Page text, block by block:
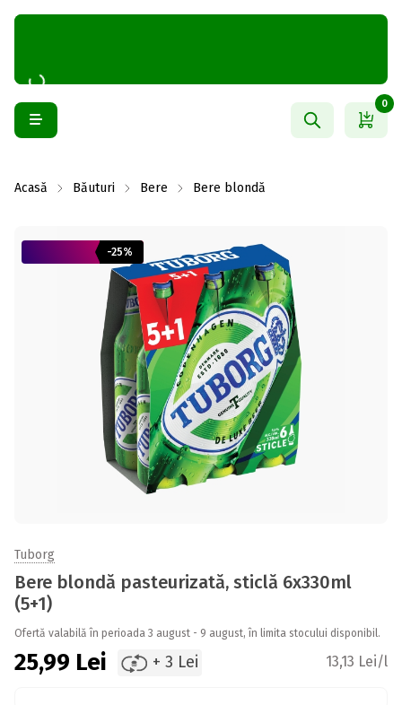
0
Acasă Băuturi Bere Bere blondă
-25%
Tuborg
Bere blondă pasteurizată, sticlă 6x330ml
(5+1)
Ofertă valabilă în perioada 3 august - 9 august, în limita stocului disponibil.
25,99 Lei + 3 Lei 13,13 Lei/l